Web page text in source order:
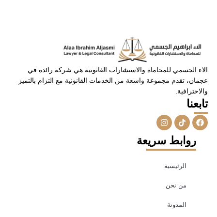
الاء الجسمي للمحاماة والاستشارات القانونية هي شركة رائدة في
عجمان، تقدم مجموعة واسعة من الخدمات القانونية مع التزام بالتميز
والاحترافية.
تابعنا
F
a
c
b
T
i
k
t
o
I
n
s
t
a
r
روابط سريعة
الرئيسية
من نحن
المدونة